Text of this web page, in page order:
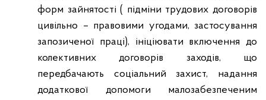
форм зайнятості ( підміни трудових договорів
цивільно – правовими угодами, застосування
запозиченої праці), ініціювати включення до
колективних договорів заходів, що
передбачають соціальний захист, надання
додаткової допомоги малозабезпеченим